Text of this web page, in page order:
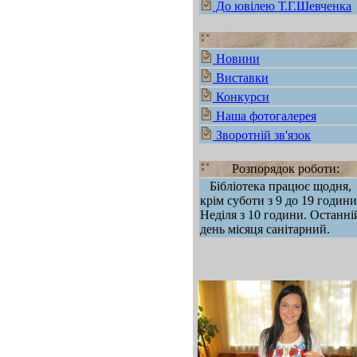
До ювілею Т.Г.Шевченка
Новини
Виставки
Конкурси
Наша фотогалерея
Зворотній зв'язок
Розпорядок роботи:
Бібліотека працює щодня,
крім суботи з 9 до 19
Неділя з 10 години.
день місяця санітарний.